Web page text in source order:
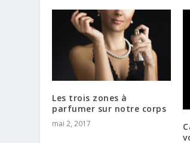
Les trois zones à
parfumer sur notre corps
mai 2, 2017